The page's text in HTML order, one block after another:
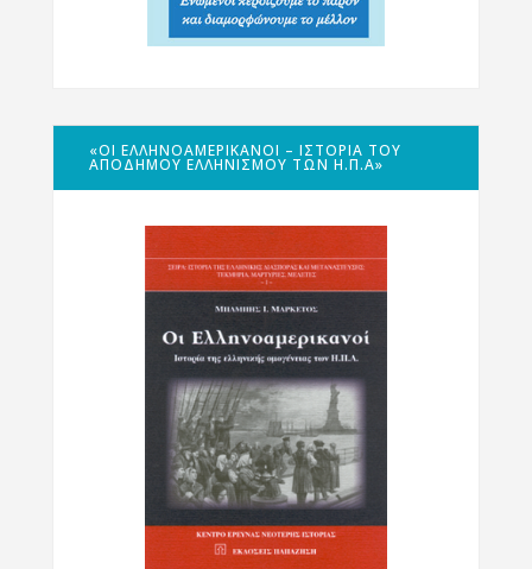
«ΟΙ ΕΛΛΗΝΟΑΜΕΡΙΚΑΝΟΊ – ΙΣΤΟΡΊΑ ΤΟΥ
ΑΠΌΔΗΜΟΥ ΕΛΛΗΝΙΣΜΟΎ ΤΩΝ Η.Π.Α»